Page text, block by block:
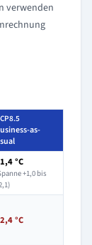
verwenden
as-
°C
+1,0 bis
°C